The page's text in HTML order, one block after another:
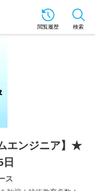
閲覧履歴 検索
エンジニア】★
ス